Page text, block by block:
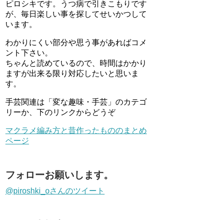
ピロシキです。うつ病で引きこもりです
が、毎日楽しい事を探してせいかつして
います。
わかりにくい部分や思う事があればコメ
ント下さい。
ちゃんと読めているので、時間はかかり
ますが出来る限り対応したいと思いま
す。
手芸関連は「変な趣味・手芸」のカテゴ
リーか、下のリンクからどうぞ
マクラメ編み方と昔作ったもののまとめ
ページ
フォローお願いします。
@piroshki_oさんのツイート